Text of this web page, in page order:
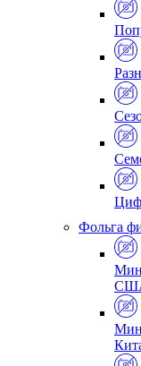
Фольга